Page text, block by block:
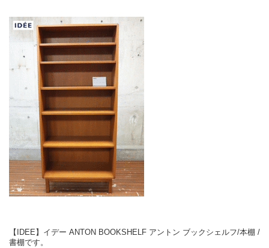
【IDEE】イデー ANTON BOOKSHELF アントン ブックシェルフ/本棚 /
書棚です。